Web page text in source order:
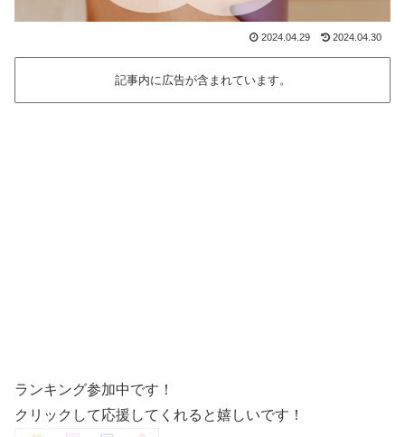
2024.04.29 2024.04.30
記事内に広告が含まれています。
ランキング参加中です！
クリックして応援してくれると嬉しいです！